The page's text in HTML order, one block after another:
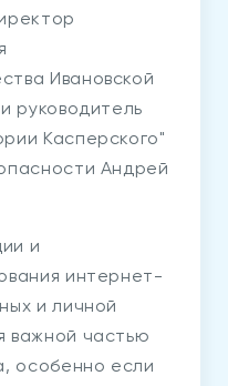
Ивановской
руководитель
Касперского"
Андрей
и
интернет-
и личной
важной частью
особенно если